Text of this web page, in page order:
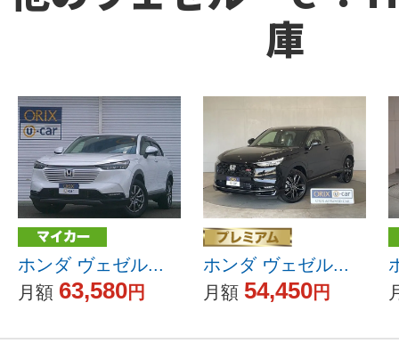
庫
ホンダ ヴェゼル...
月額 63,580円
ホンダ ヴェゼル...
月額 54,450円